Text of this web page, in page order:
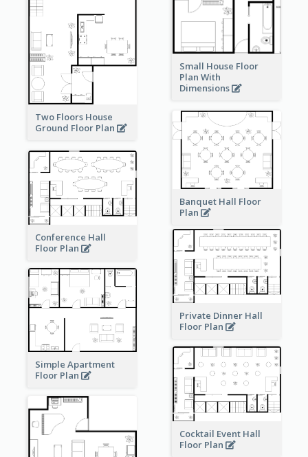
Small House Floor
Plan With
Dimensions
Two Floors House
Ground Floor Plan
Banquet Hall Floor
Plan
Conference Hall
Floor Plan
Private Dinner Hall
Floor Plan
Simple Apartment
Floor Plan
Cocktail Event Hall
Floor Plan